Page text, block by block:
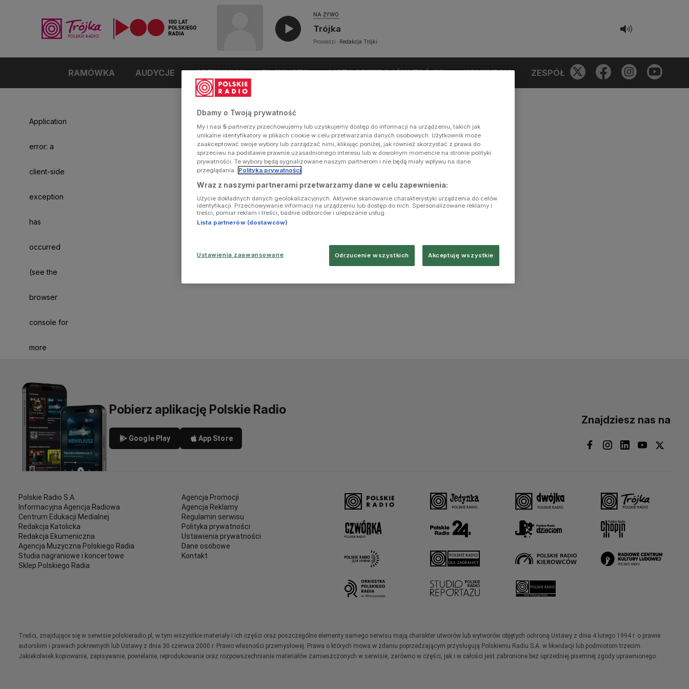
NA ŻYWO
Trójka
Prowadzi: Redakcja Trójki
RAMÓWKA AUDYCJE ARTYKUŁY PLAYLISTA LISTA PRZEBOJÓW TRÓJKI KONKURSY ZESPÓŁ
Application
error: a
client-side
exception
has
occurred
(see the
browser
console for
more
Pobierz aplikację Polskie Radio
Google Play App Store
Znajdziesz nas na
Polskie Radio S.A.
Informacyjna Agencja Radiowa
Centrum Edukacji Medialnej
Redakcja Katolicka
Redakcja Ekumeniczna
Agencja Muzyczna Polskiego Radia
Studia nagraniowe i koncertowe
Sklep Polskiego Radia
Agencja Promocji
Agencja Reklamy
Regulamin serwisu
Polityka prywatności
Ustawienia prywatności
Dane osobowe
Kontakt
Treści, znajdujące się w serwisie polskieradio.pl, w tym wszystkie materiały i ich części oraz poszczególne elementy samego serwisu mają charakter utworów lub wytworów objętych ochroną Ustawy z dnia 4 lutego 1994 r. o prawie
autorskim i prawach pokrewnych lub Ustawy z dnia 30 czerwca 2000 r. Prawo własności przemysłowej. Prawa o których mowa w zdaniu poprzedzającym przysługują Polskiemu Radiu S.A. w likwidacji lub podmiotom trzecim.
Jakiekolwiek kopiowanie, zapisywanie, powielanie, reprodukowanie oraz rozpowszechnianie materiałów zamieszczonych w serwisie, zarówno w części, jak i w całości jest zabronione bez uprzedniej pisemnej zgody uprawnionego.
Dbamy o Twoją prywatność
My i nasi 5 partnerzy przechowujemy lub uzyskujemy dostęp do informacji na urządzeniu, takich jak
unikalne identyfikatory w plikach cookie w celu przetwarzania danych osobowych. Użytkownik może
zaakceptować swoje wybory lub zarządzać nimi, klikając poniżej, jak również skorzystać z prawa do
sprzeciwu na podstawie prawnie uzasadnionego interesu lub w dowolnym momencie na stronie polityki
prywatności. Te wybory będą sygnalizowane naszym partnerom i nie będą miały wpływu na dane
przeglądania. Polityka prywatności
Wraz z naszymi partnerami przetwarzamy dane w celu zapewnienia:
Użycie dokładnych danych geolokalizacyjnych. Aktywne skanowanie charakterystyki urządzenia do celów
identyfikacji. Przechowywanie informacji na urządzeniu lub dostęp do nich. Spersonalizowane reklamy i
treści, pomiar reklam i treści, badnie odbiorców i ulepszanie usług.
Lista partnerów (dostawców)
Ustawienia zaawansowane Odrzucenie wszystkich Akceptuję wszystkie